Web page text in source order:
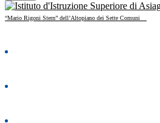
“Mario Rigoni Stern” dell’Altopiano dei Sette Comuni